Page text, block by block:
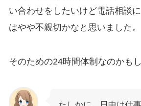
い合わせをしたいけど電話相談
はやや不親切かなと思いました。
そのための24時間体制なのかも